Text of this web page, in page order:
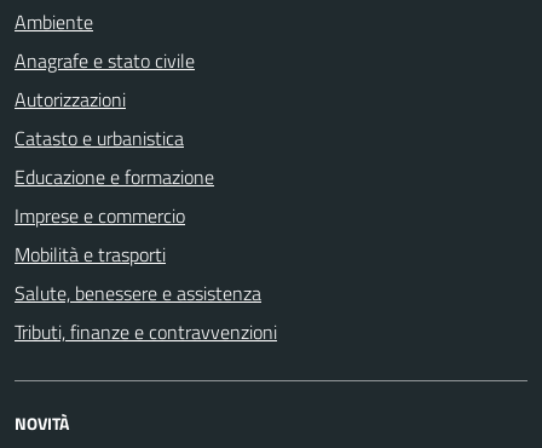
Ambiente
Anagrafe e stato civile
Autorizzazioni
Catasto e urbanistica
Educazione e formazione
Imprese e commercio
Mobilità e trasporti
Salute, benessere e assistenza
Tributi, finanze e contravvenzioni
NOVITÀ